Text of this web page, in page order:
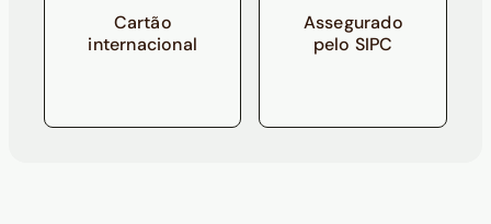
Cartão
internacional
Assegurado
pelo SIPC